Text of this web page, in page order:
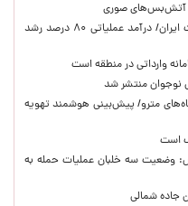
آتش‌بس‌های صوری
تغییر مثبت در عملکرد مالی بانک صادرات ایران/ درآمد عملیاتی ۸۰ درصد رشد
وارداتی در منطقه است
نوجوان منتشر شد
مترو/ پیش‌بینی هوشمند تهویه
است
وضعیت سه خلبان عملیات حمله به
جاده شمالی